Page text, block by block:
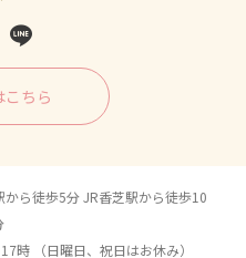
こちら
ら徒歩5分 JR香芝駅から徒歩10
時 （日曜日、祝日はお休み）